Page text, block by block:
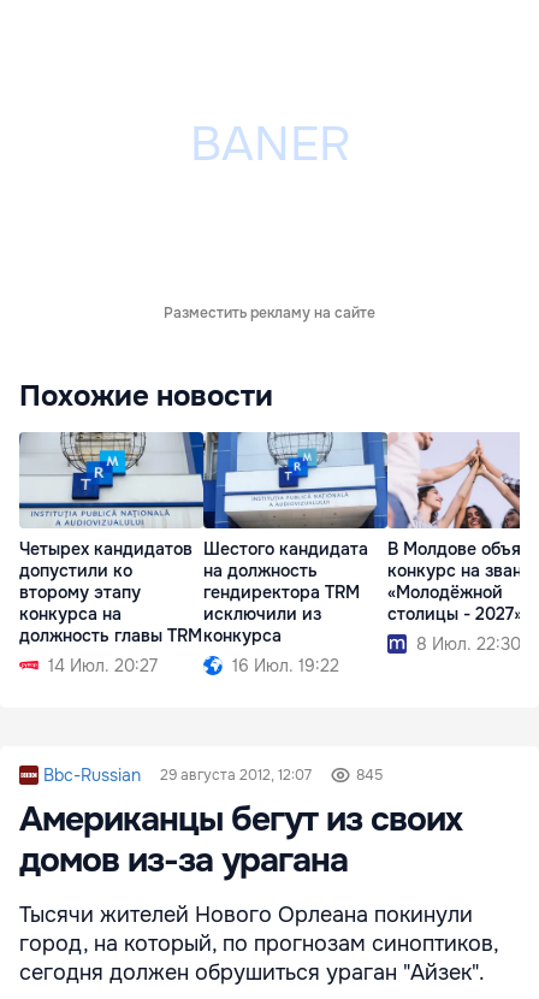
Разместить рекламу на сайте
Похожие новости
Четырех кандидатов
допустили ко
второму этапу
конкурса на
должность главы TRM
14 Июл. 20:27
Шестого кандидата
на должность
гендиректора TRM
исключили из
конкурса
16 Июл. 19:22
В Молдове
конкурс на
«Молодёжной
столицы - 2027»
8 Июл. 22:30
Bbc-Russian 29 августа 2012, 12:07 845
Американцы бегут из своих
домов из-за урагана
Тысячи жителей Нового Орлеана покинули
город, на который, по прогнозам синоптиков,
сегодня должен обрушиться ураган "Айзек".